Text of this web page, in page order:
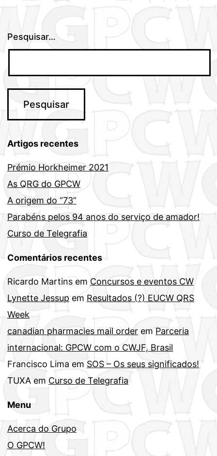
Pesquisar…
Artigos recentes
Prémio Horkheimer 2021
As QRG do GPCW
A origem do “73”
Parabéns pelos 94 anos do serviço de amador!
Curso de Telegrafia
Comentários recentes
Ricardo Martins em Concursos e eventos CW
Lynette Jessup em Resultados (?) EUCW QRS
Week
canadian pharmacies mail order em Parceria
internacional: GPCW com o CWJF, Brasil
Francisco Lima em SOS – Os seus significados!
TUXA em Curso de Telegrafia
Menu
Acerca do Grupo
O GPCW!